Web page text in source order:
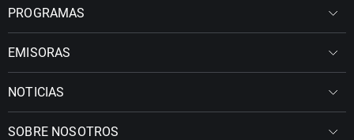
PROGRAMAS
EMISORAS
NOTICIAS
SOBRE NOSOTROS